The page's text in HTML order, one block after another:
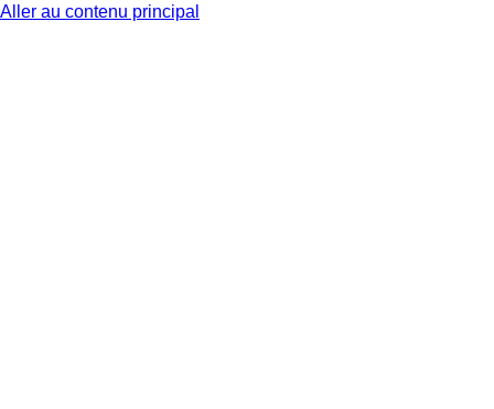
Aller au contenu principal